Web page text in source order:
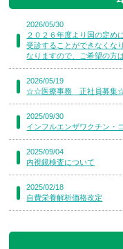
2026/05/30
２０２６年度より国の定め
受診することができなくな
なりますので、ご希望の方
2026/05/19
☆☆医療事務 正社員募
2025/09/30
インフルエンザワクチン・
2025/09/04
内視鏡検査について
2025/02/18
自費栄養解析価格改定